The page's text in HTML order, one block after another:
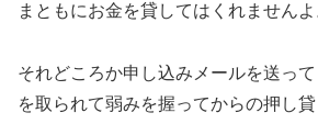
まともにお金を貸してはくれませんよ
それどころか申し込みメールを送っ
を取られて弱みを握ってからの押し